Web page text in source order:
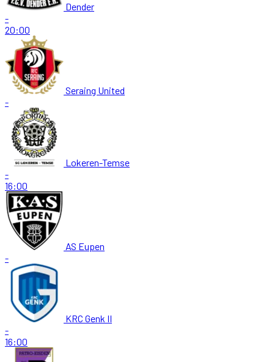
Dender
-
20:00
Seraing United
-
Lokeren-Temse
-
16:00
AS Eupen
-
KRC Genk II
-
16:00